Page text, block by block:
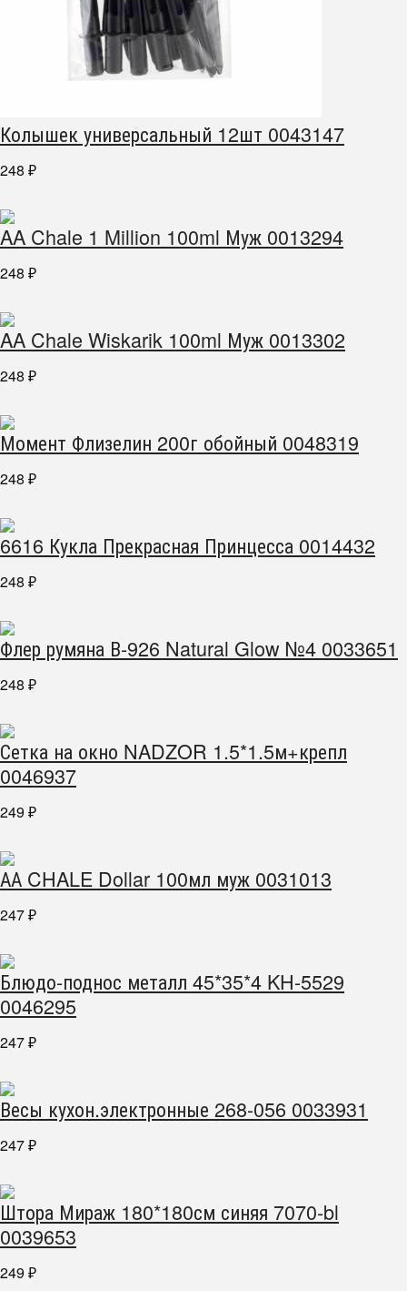
Колышек универсальный 12шт 0043147
248 ₽
AA Chale 1 Million 100ml Муж 0013294
248 ₽
AA Chale Wiskarik 100ml Муж 0013302
248 ₽
Момент Флизелин 200г обойный 0048319
248 ₽
6616 Кукла Прекрасная Принцесса 0014432
248 ₽
Флер румяна В-926 Natural Glow №4 0033651
248 ₽
Сетка на окно NADZOR 1.5*1.5м+крепл
0046937
249 ₽
АА CHALE Dollar 100мл муж 0031013
247 ₽
Блюдо-поднос металл 45*35*4 KH-5529
0046295
247 ₽
Весы кухон.электронные 268-056 0033931
247 ₽
Штора Мираж 180*180см синяя 7070-bl
0039653
249 ₽